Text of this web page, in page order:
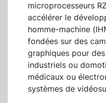
microprocesseurs
accélérer le
homme-machine
fondées sur des
graphiques pour
industriels ou
médicaux ou
systèmes de